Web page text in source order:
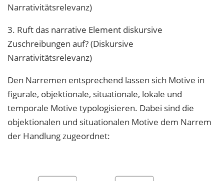
Narrativitätsrelevanz)
3. Ruft das narrative Element diskursive
Zuschreibungen auf? (Diskursive
Narrativitätsrelevanz)
Den Narremen entsprechend lassen sich Motive in
figurale, objektionale, situationale, lokale und
temporale Motive typologisieren. Dabei sind die
objektionalen und situationalen Motive dem Narrem
der Handlung zugeordnet: